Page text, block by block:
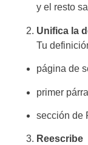
y el resto
Unifica la
Tu
página de
primer
sección de